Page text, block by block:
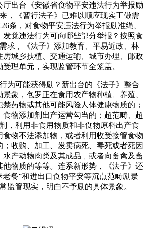
出台《安徽省食物平安违法行为举报励
，《暂行法子》已难以顺应现实工做需
条，对食物平安违法行为举报励准绳、
发觉违法行为可向哪些部分举报？按照食
求，《法子》添加教育、平易近政、林
房城乡扶植、交通运输、城市办理、邮政
理单元，实现监管环节全笼盖。
可能获得励？新出台的《法子》整合
景象，包罗正在食用农产物种植、养殖、
药物或其他可能风险人体健康物质的；
食物添加剂出产运营勾当的；超范畴、超
，利用非食用物质和非食物原料出产食
食物不法添加物，或者利用收受接管食物
；收购、加工、发卖病死、毒死或者死因
水产动物肉类及其成品，或者向畜禽及畜
他物质的等等。连系新形势，《法子》还
老餐”和进出口食物平安等沉点范畴励景
监管现实，明白不予励的具体景象。